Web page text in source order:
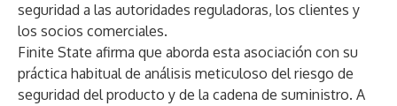
seguridad a las autoridades reguladoras, los clientes y
los socios comerciales.
Finite State afirma que aborda esta asociación con su
práctica habitual de análisis meticuloso del riesgo de
seguridad del producto y de la cadena de suministro. A